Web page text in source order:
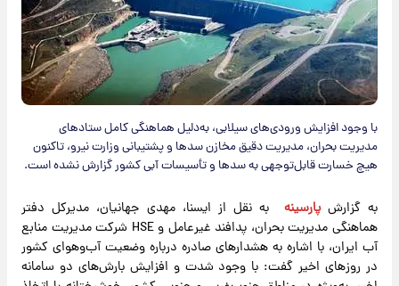
با وجود افزایش ورودی‌های سیلابی، به‌دلیل هماهنگی کامل ستادهای
مدیریت بحران، مدیریت دقیق مخازن سدها و پشتیبانی وزارت نیرو، تاکنون
هیچ خسارت قابل‌توجهی به سدها و تأسیسات آبی کشور گزارش نشده است.
به گزارش پارسینه به نقل از ایسنا، مهدی جهانیان، مدیرکل دفتر
هماهنگی مدیریت بحران، پدافند غیرعامل و HSE شرکت مدیریت منابع
آب ایران، با اشاره به هشدارهای صادره درباره وضعیت آب‌وهوای کشور
در روزهای اخیر گفت: با وجود شدت و افزایش بارش‌های دو سامانه